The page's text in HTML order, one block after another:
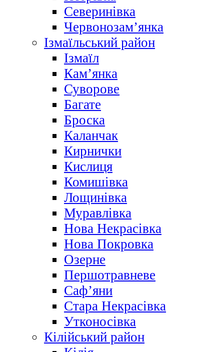
Северинівка
Червонозам’янка
Ізмаїльський район
Ізмаїл
Кам’янка
Суворове
Багате
Броска
Каланчак
Кирнички
Кислиця
Комишівка
Лощинівка
Муравлівка
Нова Некрасівка
Нова Покровка
Озерне
Першотравневе
Саф’яни
Стара Некрасівка
Утконосівка
Кілійський район